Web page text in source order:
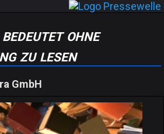
bedeutet ohne
zu lesen
GmbH